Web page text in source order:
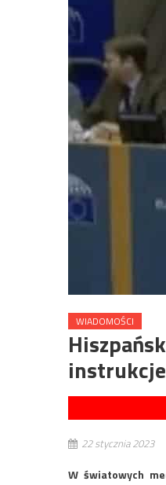
WIADOMOŚCI
22 stycznia 2023
W światowych